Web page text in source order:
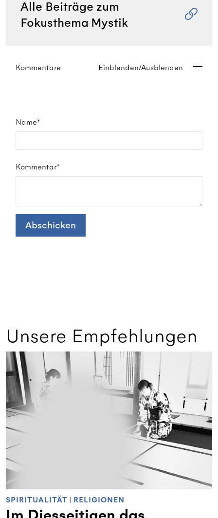
Alle Beiträge zum
Fokusthema Mystik
Kommentare Einblenden/Ausblenden
Name*
Kommentar*
Abschicken
Unsere Empfehlungen
SPIRITUALITÄT RELIGIONEN